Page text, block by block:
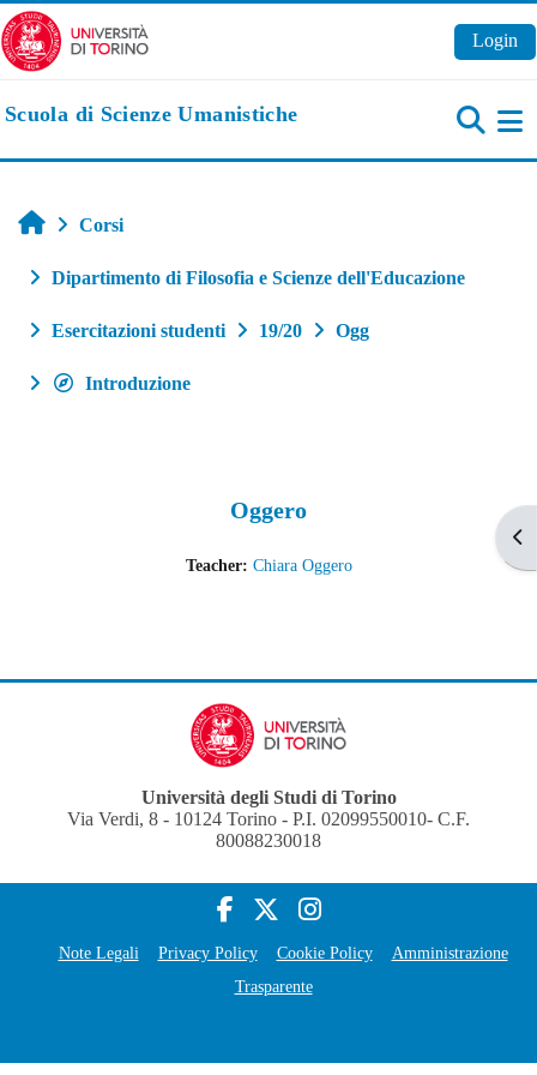
Vai al contenuto principale
Login
Scuola di Scienze Umanistiche
Home
Corsi
Dipartimento di Filosofia e Scienze dell'Educazione
Esercitazioni studenti 19/20 Ogg
Introduzione
Oggero
Teacher: Chiara Oggero
Università degli Studi di Torino
Via Verdi, 8 - 10124 Torino - P.I. 02099550010- C.F.
80088230018
Note Legali Privacy Policy Cookie Policy
Amministrazione
Trasparente